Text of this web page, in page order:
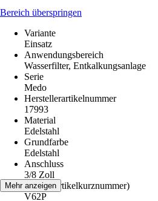
Bereich überspringen
Variante
Einsatz
Anwendungsbereich
Wasserfilter, Entkalkungsanlage
Serie
Medo
Herstellerartikelnummer
17993
Material
Edelstahl
Grundfarbe
Edelstahl
Anschluss
3/8 Zoll
AKN (Artikelkurznummer)
V62P
Mehr anzeigen